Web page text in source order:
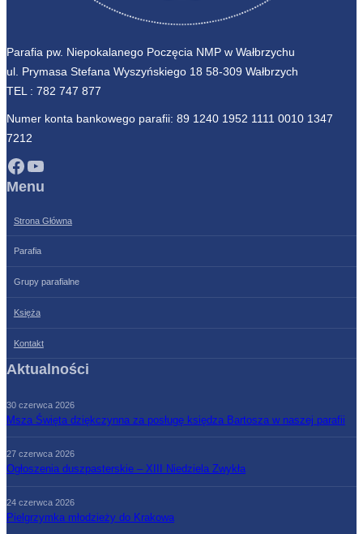
Parafia pw. Niepokalanego Poczęcia NMP w Wałbrzychu
ul. Prymasa Stefana Wyszyńskiego 18 58-309 Wałbrzych
TEL : 782 747 877
Numer konta bankowego parafii: 89 1240 1952 1111 0010 1347
7212
Facebook YouTube
Menu
Strona Główna
Parafia
Grupy parafialne
Księża
Kontakt
Aktualności
30 czerwca 2026
Msza Święta dziękczynna za posługę księdza Bartosza w naszej parafii
27 czerwca 2026
Ogłoszenia duszpasterskie – XIII Niedziela Zwykła
24 czerwca 2026
Pielgrzymka młodzieży do Krakowa